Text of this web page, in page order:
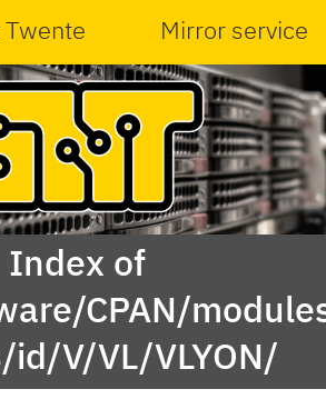
Twente Mirror service
Index of
CPAN/
id/V/VL/VLYON/